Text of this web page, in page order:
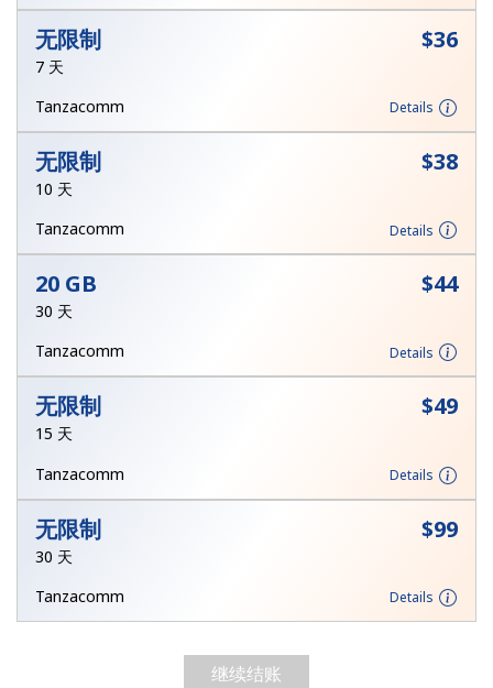
继续使用
无限制 ⁦$36⁩
7 天
Tanzacomm
Details
无限制 ⁦$38⁩
10 天
Tanzacomm
Details
20 GB ⁦$44⁩
30 天
Tanzacomm
Details
无限制 ⁦$49⁩
15 天
Tanzacomm
Details
无限制 ⁦$99⁩
30 天
Tanzacomm
Details
继续结账